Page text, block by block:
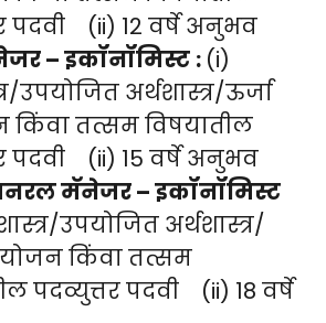
पदवी (ii) 12 वर्षे अनुभव
– इकॉनॉमिस्ट : (i)
उपयोजित अर्थशास्त्र/ऊर्जा
किंवा तत्सम विषयातील
पदवी (ii) 15 वर्षे अनुभव
मॅनेजर – इकॉनॉमिस्ट
उपयोजित अर्थशास्त्र/
किंवा तत्सम
पदव्युत्तर पदवी (ii) 18 वर्षे